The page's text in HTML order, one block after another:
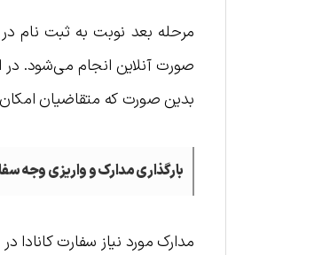
مرحله بعد نوبت به ثبت نام
صورت آنلاین انجام می‌شود.
بدین صورت که متقاضیان امکان
بارگذاری مدارک و واریزی وجه
مدارک مورد نیاز سفارت